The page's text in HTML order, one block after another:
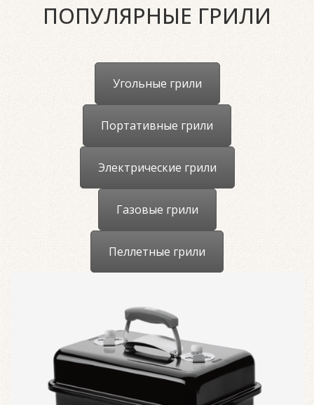
ПОПУЛЯРНЫЕ ГРИЛИ
Угольные грили
Портативные грили
Электрические грили
Газовые грили
Пеллетные грили